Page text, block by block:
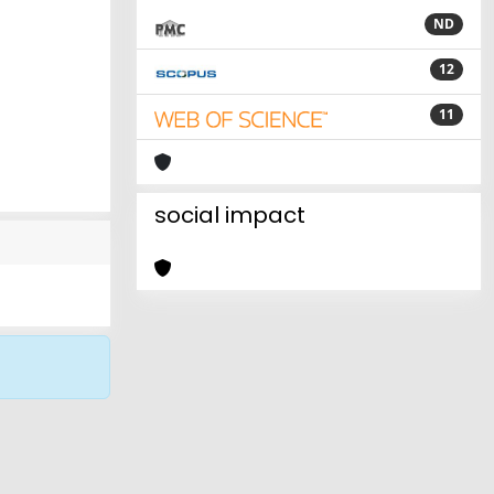
ND
12
11
social impact